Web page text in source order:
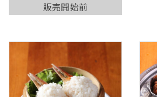
販売開始前